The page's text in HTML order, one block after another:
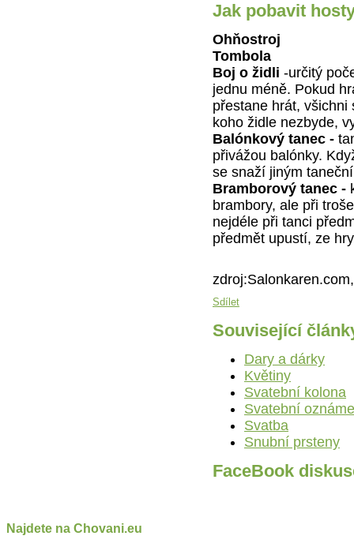
Jak pobavit
Ohňostroj
Tombola
Boj o židli -určitý
jednu méně. Pokud
přestane hrát, všichni
koho židle nezbyde,
Balónkový tanec -
přivážou balónky.
se snaží jiným
Bramborový tanec -
brambory, ale při
nejdéle při tanci
předmět upustí, ze
Sdílet
Související
Dary a dárky
Květiny
Svatební kolona
Svatební
Svatba
Snubní prsteny
FaceBook
Najdete na Chovani.eu